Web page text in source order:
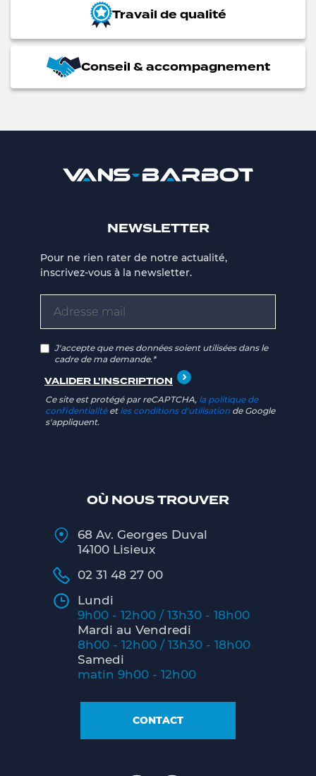
Travail de qualité
Conseil & accompagnement
OÙ NOUS TROUVER
68 Av. Georges Duval
14100 Lisieux
02 31 48 27 00
Lundi
9h00 - 12h00 / 13h30 - 18h00
Mardi au Vendredi
8h00 - 12h00 / 13h30 - 18h00
Samedi
matin 9h00 - 12h00
CONTACT
NEWSLETTER
Pour ne rien rater de notre actualité,
inscrivez-vous à la newsletter.
J'accepte que mes données soient utilisées dans le
cadre de ma demande.*
Ce site est protégé par reCAPTCHA, la politique de
confidentialitéet les conditions d'utilisation de Google
s'appliquent.